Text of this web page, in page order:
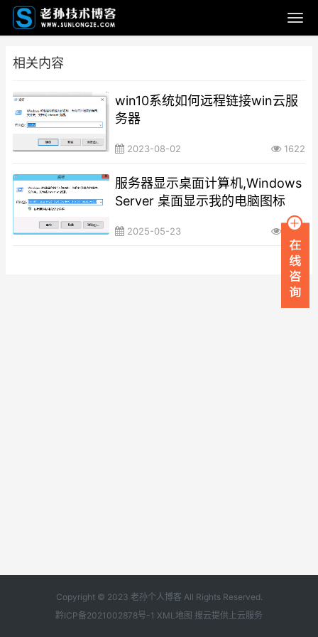
相关内容
win10系统如何远程链接win云服
务器
2023-08-02 1622
服务器显示桌面计算机,Windows
Server 桌面显示我的电脑图标
2025-05-23 1940
Copyright © 2023 老孙个人博客 All Rights Reserved.
黔ICP备2021002878号-1 XML地图 搜云提供上云服务